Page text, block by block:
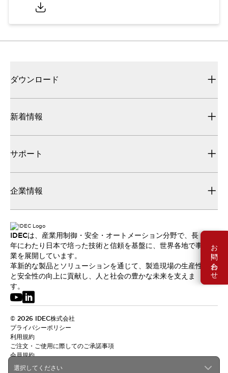
お問い合わせ
選択してください
ダウンロード
新着情報
サポート
企業情報
IDECは、産業用制御・安全・オートメーション分野で、長
年にわたり日本で培った技術と信頼を基盤に、世界各地で事
業を展開しています。
革新的な製品とソリューションを通じて、製造現場の生産性
と安全性の向上に貢献し、人と社会の豊かな未来を支えま
す。
© 2026 IDEC株式会社
プライバシーポリシー
利用規約
ご注文・ご使用に際してのご承諾事項
会員規約